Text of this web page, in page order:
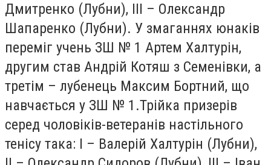
Дмитренко (Лубни), ІІІ – Олександр
Шапаренко (Лубни). У змаганнях юнаків
переміг учень ЗШ № 1 Артем Халтурін,
другим став Андрій Котяш з Семенівки, а
третім – лубенець Максим Бортний, що
навчається у ЗШ № 1.Трійка призерів
серед чоловіків-ветеранів настільного
тенісу така: І – Валерій Халтурін (Лубни),